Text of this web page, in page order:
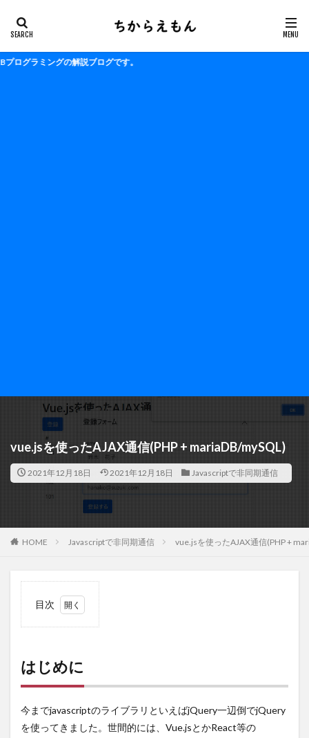
説ブログです。
vue.jsを使ったAJAX通信(PHP + mariaDB/mySQL)
2021年12月18日 2021年12月18日 Javascriptで非同期通信
HOME Javascriptで非同期通信 vue.jsを使ったAJAX通信(PHP +
目次
1.1
作成するファイ
ル
2
一覧
はじめに
今までjavascriptのライブラリといえばjQuery一辺倒でjQuery
を使ってきました。世間的には、Vue.jsとかReact等の